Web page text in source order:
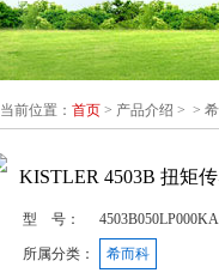
当前位置： 首页 > 产品介绍 > >
KISTLER 4503B 扭矩
型 号：
所属分类： 希而科